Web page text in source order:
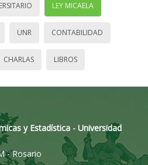
LEY MICAELA
UNR CONTABILIDAD
CHARLAS LIBROS
y Estadística - Universidad
- Rosario